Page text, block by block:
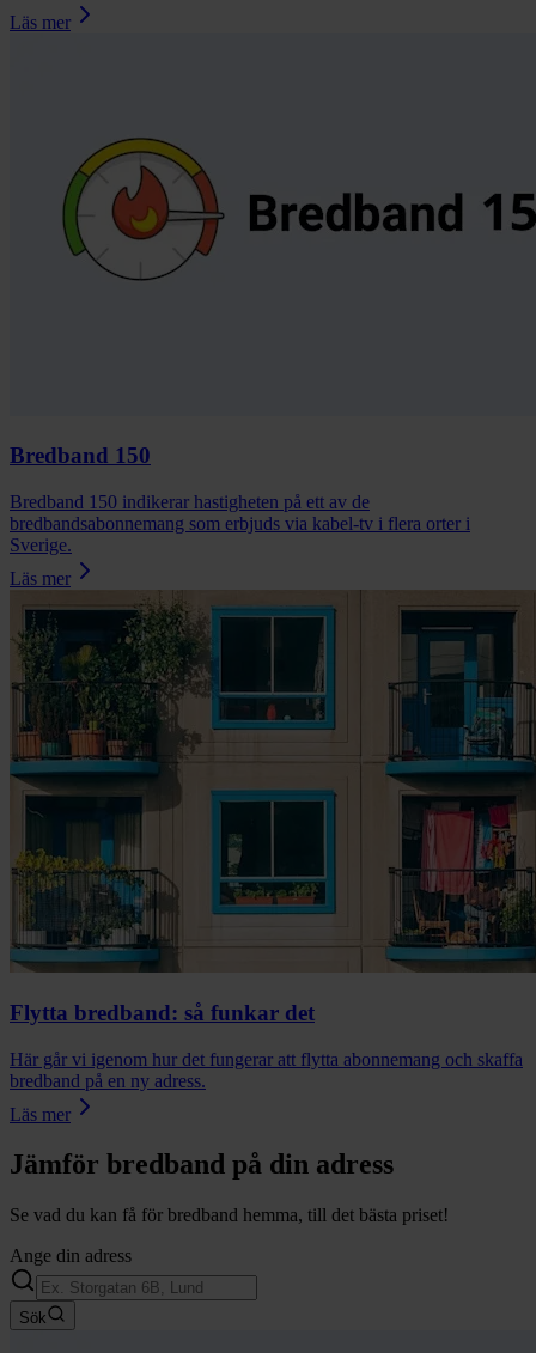
Läs mer
Bredband 150
Bredband 150 indikerar hastigheten på ett av de
bredbandsabonnemang som erbjuds via kabel-tv i flera orter i
Sverige.
Läs mer
Flytta bredband: så funkar det
Här går vi igenom hur det fungerar att flytta abonnemang och skaffa
bredband på en ny adress.
Läs mer
Jämför bredband på din adress
Se vad du kan få för bredband hemma, till det bästa priset!
Ange din adress
Sök